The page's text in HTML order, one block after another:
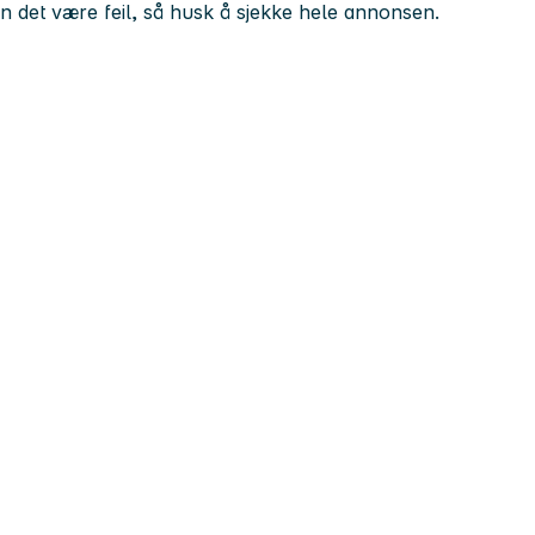
det være feil, så husk å sjekke hele annonsen.